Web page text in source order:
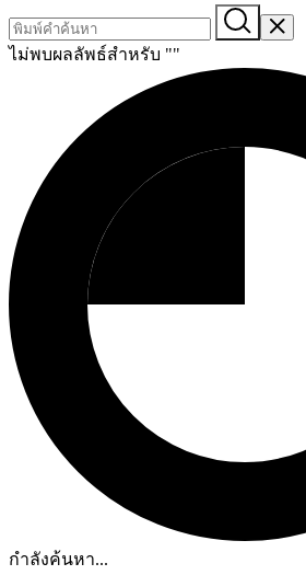
ไม่พบผลลัพธ์สำหรับ ""
กำลังค้นหา...